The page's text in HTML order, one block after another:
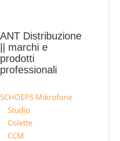
ANT Distribuzione
|| marchi e
prodotti
professionali
SCHOEPS Mikrofone
Studio
Colette
CCM